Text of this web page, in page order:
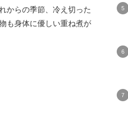
からの季節、冷え切った
も身体に優しい重ね煮が